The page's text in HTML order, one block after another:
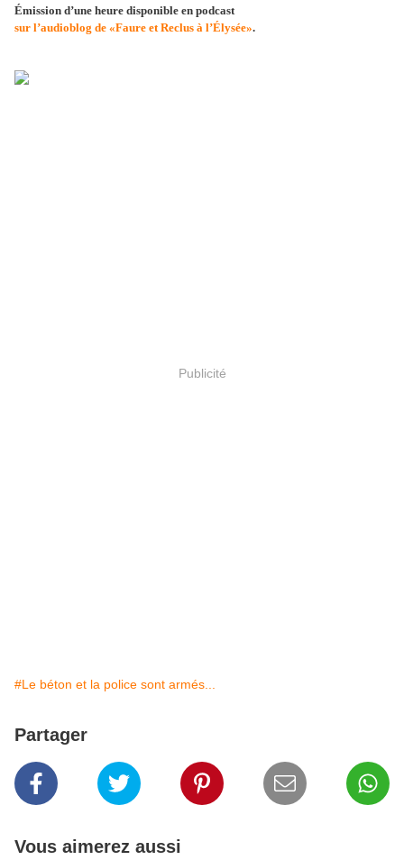
Émission d’une heure disponible en podcast
sur l’audioblog de «Faure et Reclus à l’Élysée».
Publicité
#Le béton et la police sont armés...
Partager
Vous aimerez aussi